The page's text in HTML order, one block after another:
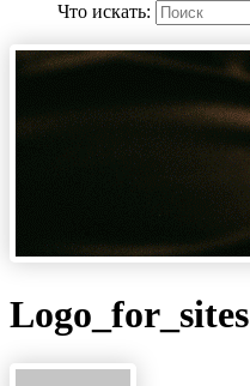
Что искать:
Logo_for_sites